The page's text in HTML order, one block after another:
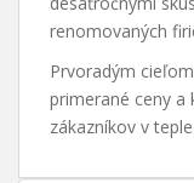
renomovaných
Prvoradým
primerané ceny a
zákazníkov v